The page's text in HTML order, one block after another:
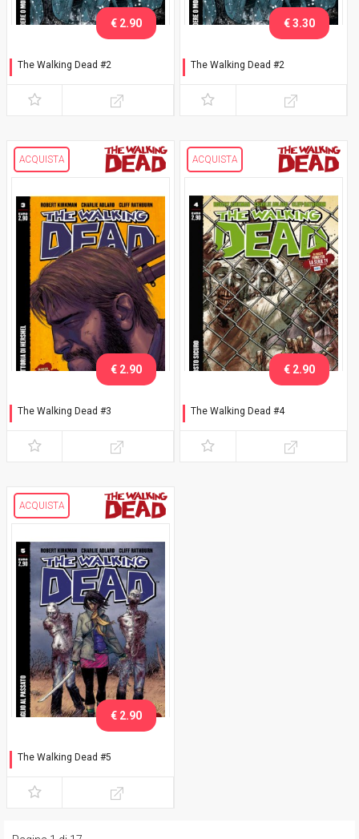
The Walking Dead #2
€ 2.90
The Walking Dead #2
Ristampa
€ 3.30
ACQUISTA
The Walking Dead #3
€ 2.90
ACQUISTA
The Walking Dead #4
€ 2.90
ACQUISTA
The Walking Dead #5
€ 2.90